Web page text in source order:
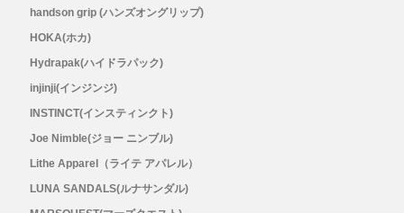
ROARK(ロアーク)
RYOGEN(リョウゲン)
SALOMON(サロモン)
Simply Wonderful(シンプリーワンダフル)
handson grip (ハンズオングリップ)
HOKA(ホカ)
Hydrapak(ハイドラパック)
injinji(インジンジ)
INSTINCT(インスティンクト)
Joe Nimble(ジョー ニンブル)
Lithe Apparel（ライテ アパレル）
LUNA SANDALS(ルナサンダル)